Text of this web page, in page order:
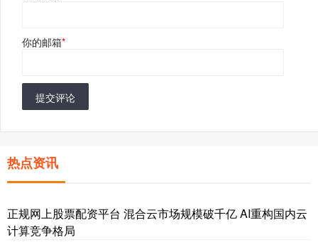
你的邮箱*
提交评论
热点资讯
正规网上股票配资平台 混合云市场规模破千亿 AI重构国内云
计算竞争格局